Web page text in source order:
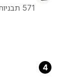
571 תבניות
4